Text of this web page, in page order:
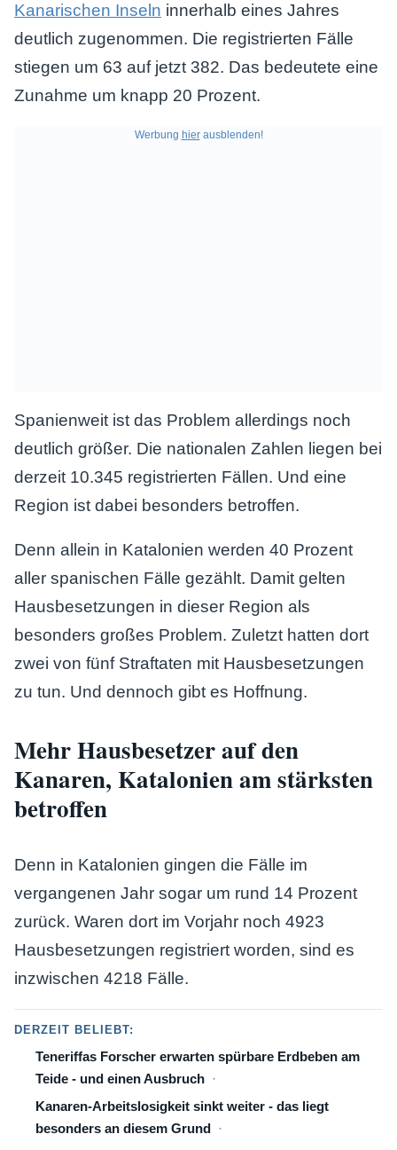
Kanarischen Inseln innerhalb eines Jahres
deutlich zugenommen. Die registrierten Fälle
stiegen um 63 auf jetzt 382. Das bedeutete eine
Zunahme um knapp 20 Prozent.
Werbung hierausblenden!
Spanienweit ist das Problem allerdings noch
deutlich größer. Die nationalen Zahlen liegen bei
derzeit 10.345 registrierten Fällen. Und eine
Region ist dabei besonders betroffen.
Denn allein in Katalonien werden 40 Prozent
aller spanischen Fälle gezählt. Damit gelten
Hausbesetzungen in dieser Region als
besonders großes Problem. Zuletzt hatten dort
zwei von fünf Straftaten mit Hausbesetzungen
zu tun. Und dennoch gibt es Hoffnung.
Mehr Hausbesetzer auf den
Kanaren, Katalonien am stärksten
betroffen
Denn in Katalonien gingen die Fälle im
vergangenen Jahr sogar um rund 14 Prozent
zurück. Waren dort im Vorjahr noch 4923
Hausbesetzungen registriert worden, sind es
inzwischen 4218 Fälle.
DERZEIT BELIEBT:
Teneriffas Forscher erwarten spürbare Erdbeben am
Teide - und einen Ausbruch
Kanaren-Arbeitslosigkeit sinkt weiter - das liegt
besonders an diesem Grund